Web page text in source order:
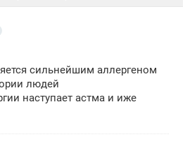
сильнейшим аллергеном
людей
наступает астма и иже